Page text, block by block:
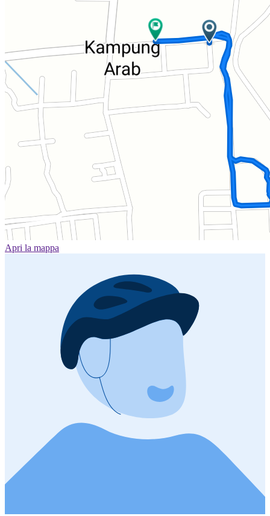
Apri la mappa